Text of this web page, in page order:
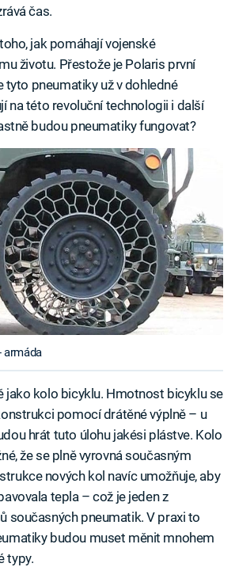
čas.
jak pomáhají vojenské
životu. Přestože je Polaris první
tyto pneumatiky už v dohledné
na této revoluční technologii i další
budou pneumatiky fungovat?
armáda
jako kolo bicyklu. Hmotnost bicyklu se
pomocí drátěné výplně – u
hrát tuto úlohu jakési plástve. Kolo
že se plně vyrovná současným
nových kol navíc umožňuje, aby
tepla – což je jeden z
současných pneumatik. V praxi to
budou muset měnit mnohem
typy.